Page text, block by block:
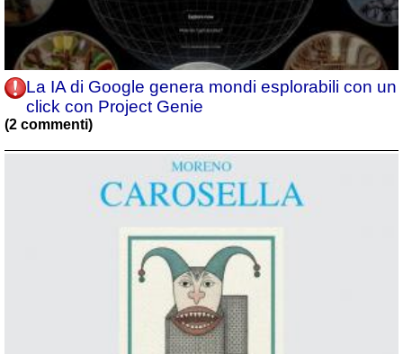
La IA di Google genera mondi esplorabili con un
click con Project Genie
(2 commenti)